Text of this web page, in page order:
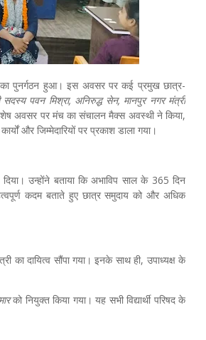
का पुनर्गठन हुआ। इस अवसर पर कई प्रमुख छात्र-
पवन मिश्रा, अनिरुद्ध सेन, मानपुर नगर मंत्री
अवसर पर मंच का संचालन मैक्स अवस्थी ने किया,
और जिम्मेदारियों पर प्रकाश डाला गया।
उन्होंने बताया कि अभाविप साल के 365 दिन
कदम बताते हुए छात्र समुदाय को और अधिक
का दायित्व सौंपा गया। इनके साथ ही, उपाध्यक्ष के
को नियुक्त किया गया। यह सभी विद्यार्थी परिषद के